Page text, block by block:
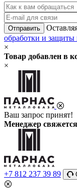
Отправить
обработки и
×
Товар добавлен в
×
Ваш запрос принят!
Менеджер
+7 812 237 39 89